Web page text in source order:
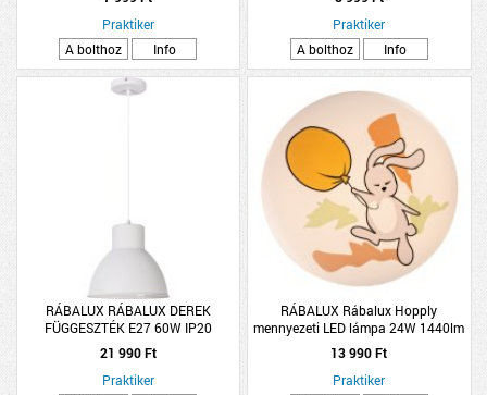
Praktiker
A bolthoz
Info
Praktiker
A bolthoz
Info
RÁBALUX RÁBALUX DEREK
FÜGGESZTÉK E27 60W IP20
27,5X177CM MATT FEHÉR
21 990 Ft
Praktiker
RÁBALUX Rábalux Hopply
mennyezeti LED lámpa 24W 1440lm
nyuszi mintás
13 990 Ft
Praktiker